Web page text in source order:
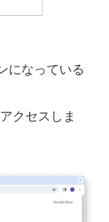
になっている
クセスしま